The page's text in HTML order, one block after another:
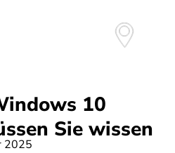
10
Sie wissen
2025